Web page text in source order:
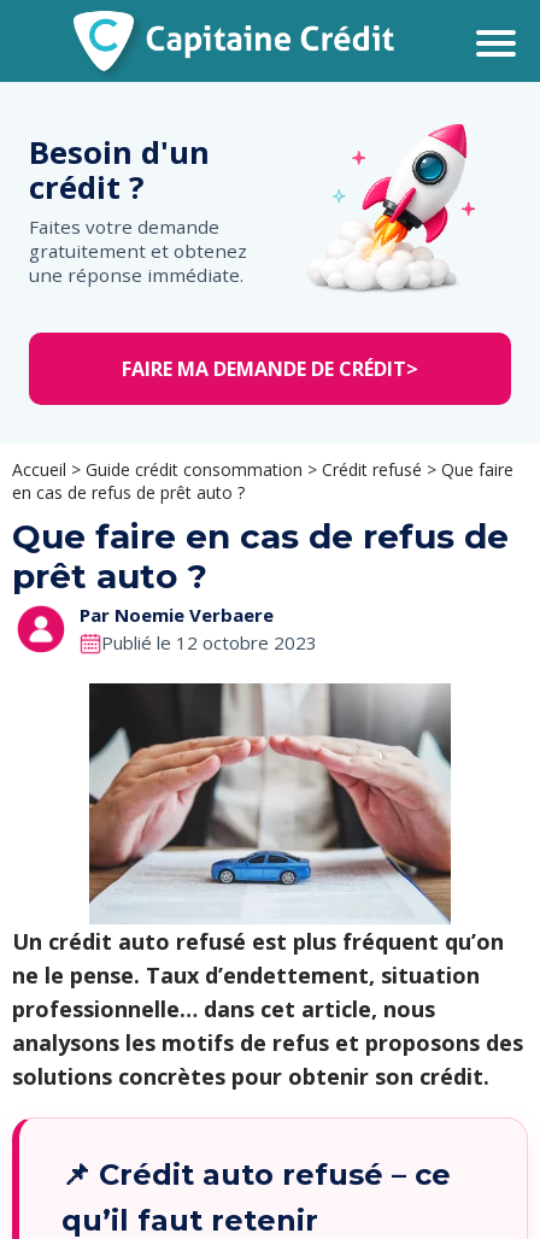
Besoin d'un
crédit ?
Faites votre demande
gratuitement et obtenez
une réponse immédiate.
FAIRE MA DEMANDE DE CRÉDIT>
Accueil > Guide crédit consommation > Crédit refusé > Que faire
en cas de refus de prêt auto ?
Que faire en cas de refus de
prêt auto ?
Par Noemie Verbaere
Publié le 12 octobre 2023
Un crédit auto refusé est plus fréquent qu’on
ne le pense. Taux d’endettement, situation
professionnelle… dans cet article, nous
analysons les motifs de refus et proposons des
solutions concrètes pour obtenir son crédit.
📌 Crédit auto refusé – ce
qu’il faut retenir